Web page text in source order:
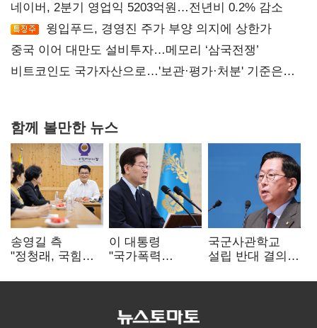
네이버, 2분기 영업익 5203억원…전년비 0.2% 감소
윙입푸드, 경영진 주가 부양 의지에 상한가
중국 이어 대만도 설비투자…메모리 ‘삼국전쟁’
비트코인도 국가자산으로…'보관·평가·처분' 기준은
함께 볼만한 뉴스
송영길 측
"정청래, 국힘
민주당 대표로
이 대통령
"국가폭력
적극적 조사로
국군사관학교
설립 반대 결의안
"정치적 목적